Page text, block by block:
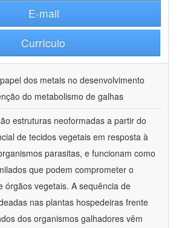
E-mail
Currículo
papel dos metais no desenvolvimento
do metabolismo de galhas
estruturas neoformadas a partir do
de tecidos vegetais em resposta à
parasitas, e funcionam como
que podem comprometer o
órgãos vegetais. A sequência de
nas plantas hospedeiras frente
dos organismos galhadores vêm